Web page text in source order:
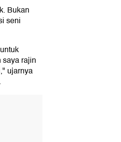
Bukan
seni
saya rajin
ujarnya